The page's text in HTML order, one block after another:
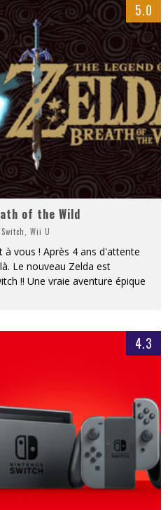
5.0
of the Wild
Switch Wii U
à vous ! Après 4 ans d'attente
Le nouveau Zelda est
!! Une vraie aventure épique
4.3